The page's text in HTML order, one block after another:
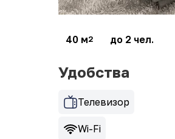
40 м2 до 2 чел.
Удобства
Телевизор
Wi-Fi